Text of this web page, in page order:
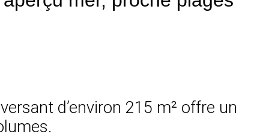
d’environ 215 m² offre un